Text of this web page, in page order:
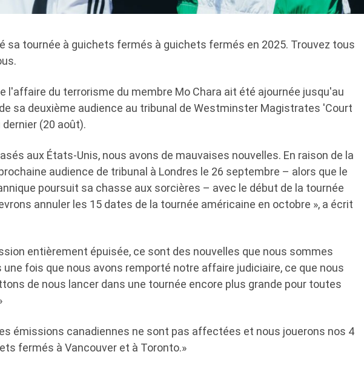
sa tournée à guichets fermés à guichets fermés en 2025. Trouvez tous
l'affaire du terrorisme du membre Mo Chara ait été ajournée jusqu'au
sa deuxième audience au tribunal de Westminster Magistrates 'Court
(20 août).
aux États-Unis, nous avons de mauvaises nouvelles. En raison de la
audience de tribunal à Londres le 26 septembre – alors que le
poursuit sa chasse aux sorcières – avec le début de la tournée
annuler les 15 dates de la tournée américaine en octobre », a écrit
entièrement épuisée, ce sont des nouvelles que nous sommes
une fois que nous avons remporté notre affaire judiciaire, ce que nous
de nous lancer dans une tournée encore plus grande pour toutes
émissions canadiennes ne sont pas affectées et nous jouerons nos 4
fermés à Vancouver et à Toronto.»